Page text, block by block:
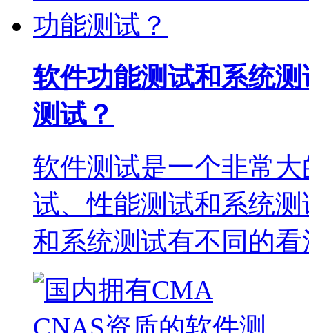
软件功能测试和系统
测试？
软件测试是一个非常
试、性能测试和系统
和系统测试有不同的看